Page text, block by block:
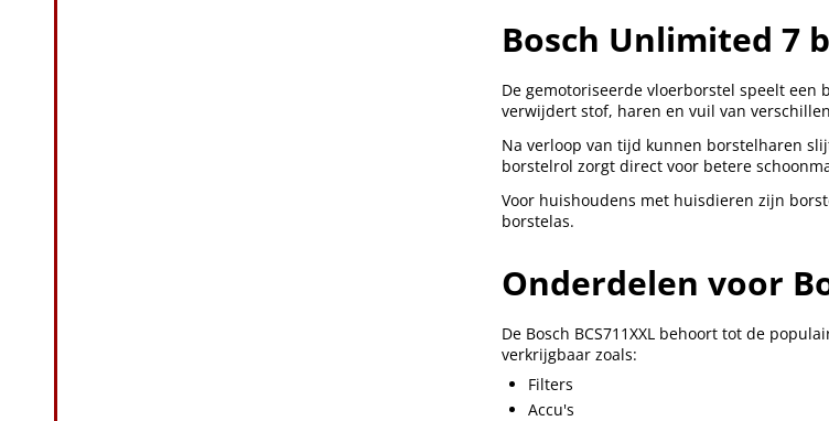
Bosch Unlimited 7
De gemotoriseerde vloerborstel speelt
verwijdert stof, haren en vuil van
Na verloop van tijd kunnen borstelharen
borstelrol zorgt direct voor betere
Voor huishoudens met huisdieren zijn
borstelas.
Onderdelen voor
De Bosch BCS711XXL behoort tot de
verkrijgbaar zoals:
Filters
Accu's